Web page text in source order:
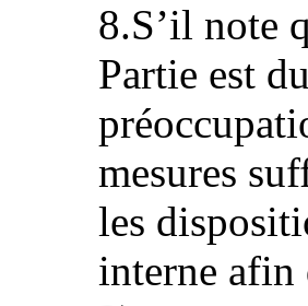
8.S’il note
Partie est
mesures
les
interne afin